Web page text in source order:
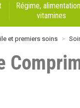
Régime,
vitamines
et premiers soins